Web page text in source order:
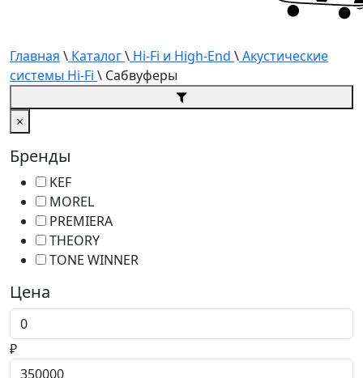
Главная \ Каталог\ Hi-Fi и High-End \Акустические
системы Hi-Fi \ Сабвуферы
×
Бренды
KEF
MOREL
PREMIERA
THEORY
TONE WINNER
Цена
Цена от
₽
Цена до